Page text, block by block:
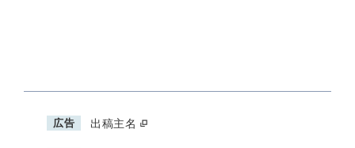
広告 出稿主名